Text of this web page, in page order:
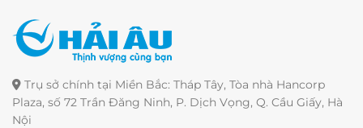
Trụ sở chính tại Miền Bắc: Tháp Tây, Tòa nhà Hancorp
Plaza, số 72 Trần Đăng Ninh, P. Dịch Vọng, Q. Cầu Giấy, Hà
Nội